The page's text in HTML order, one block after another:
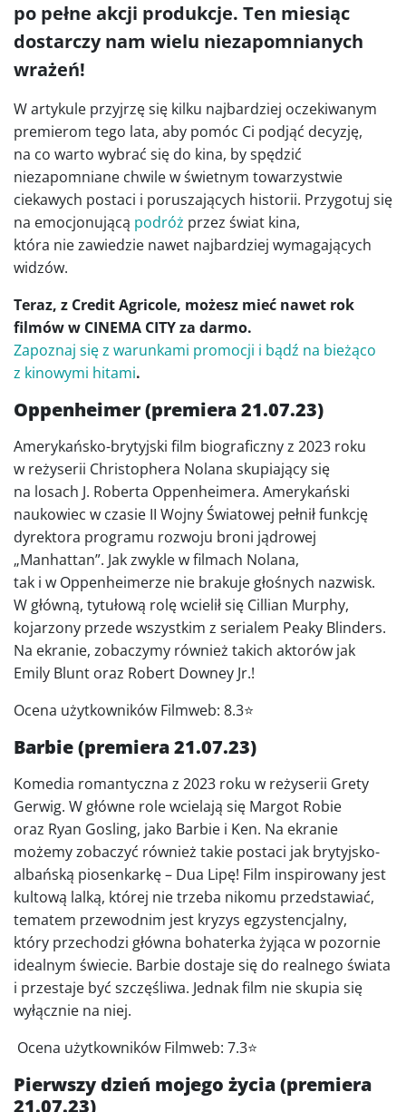
po pełne akcji produkcje. Ten miesiąc
dostarczy nam wielu niezapomnianych
wrażeń!
W artykule przyjrzę się kilku najbardziej oczekiwanym
premierom tego lata, aby pomóc Ci podjąć decyzję,
na co warto wybrać się do kina, by spędzić
niezapomniane chwile w świetnym towarzystwie
ciekawych postaci i poruszających historii. Przygotuj się
na emocjonującą podróż przez świat kina,
która nie zawiedzie nawet najbardziej wymagających
widzów.
Teraz, z Credit Agricole, możesz mieć nawet rok
filmów w CINEMA CITY za darmo.
Zapoznaj się z warunkami promocji i bądź na bieżąco
z kinowymi hitami.
Oppenheimer (premiera 21.07.23)
Amerykańsko-brytyjski film biograficzny z 2023 roku
w reżyserii Christophera Nolana skupiający się
na losach J. Roberta Oppenheimera. Amerykański
naukowiec w czasie II Wojny Światowej pełnił funkcję
dyrektora programu rozwoju broni jądrowej
„Manhattan”. Jak zwykle w filmach Nolana,
tak i w Oppenheimerze nie brakuje głośnych nazwisk.
W główną, tytułową rolę wcielił się Cillian Murphy,
kojarzony przede wszystkim z serialem Peaky Blinders.
Na ekranie, zobaczymy również takich aktorów jak
Emily Blunt oraz Robert Downey Jr.!
Ocena użytkowników Filmweb: 8.3⭐
Barbie (premiera 21.07.23)
Komedia romantyczna z 2023 roku w reżyserii Grety
Gerwig. W główne role wcielają się Margot Robie
oraz Ryan Gosling, jako Barbie i Ken. Na ekranie
możemy zobaczyć również takie postaci jak brytyjsko-
albańską piosenkarkę – Dua Lipę! Film inspirowany jest
kultową lalką, której nie trzeba nikomu przedstawiać,
tematem przewodnim jest kryzys egzystencjalny,
który przechodzi główna bohaterka żyjąca w pozornie
idealnym świecie. Barbie dostaje się do realnego świata
i przestaje być szczęśliwa. Jednak film nie skupia się
wyłącznie na niej.
Ocena użytkowników Filmweb: 7.3⭐
Pierwszy dzień mojego życia (premiera
21.07.23)